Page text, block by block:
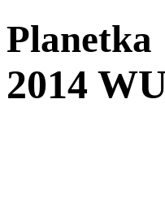
Planetka
2014